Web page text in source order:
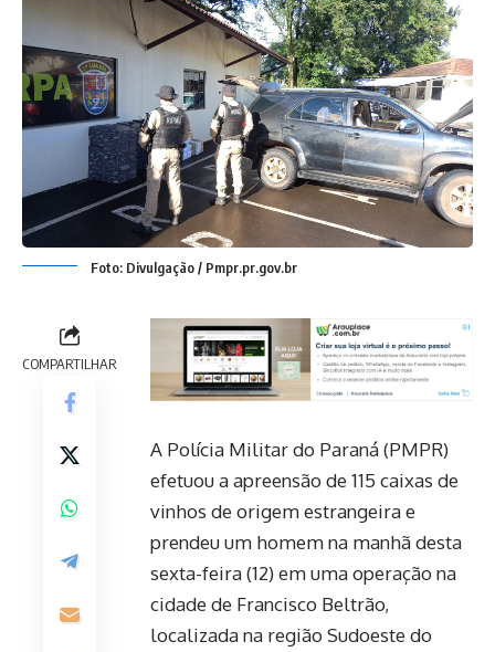
Foto: Divulgação / Pmpr.pr.gov.br
COMPARTILHAR
A Polícia Militar do Paraná (PMPR)
efetuou a apreensão de 115 caixas de
vinhos de origem estrangeira e
prendeu um homem na manhã desta
sexta-feira (12) em uma operação na
cidade de Francisco Beltrão,
localizada na região Sudoeste do